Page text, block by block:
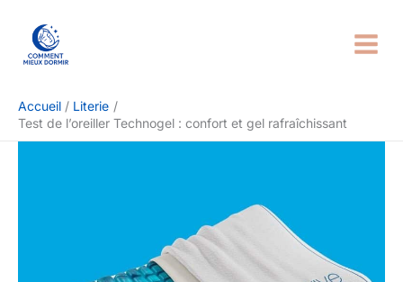
contenu
Accueil
Literie
Test de l’oreiller Technogel : confort et gel rafraîchissant